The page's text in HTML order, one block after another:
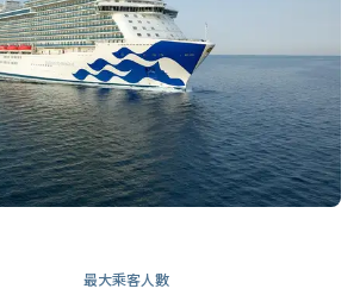
最大乘客人數